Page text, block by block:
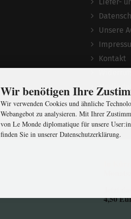
4,50
Unsere
Kontakt
Über uns
Wir benötigen Ihre
Wir verwenden Cookies und ähnliche
Webangebot zu analysieren. Mit Ihrer
von Le Monde diplomatique für unsere
finden Sie in unserer Datenschutzerklärung.